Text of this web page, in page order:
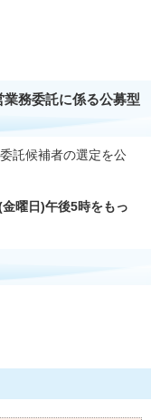
業務委託に係る公募型
託候補者の選定を公
曜日)午後5時をもっ